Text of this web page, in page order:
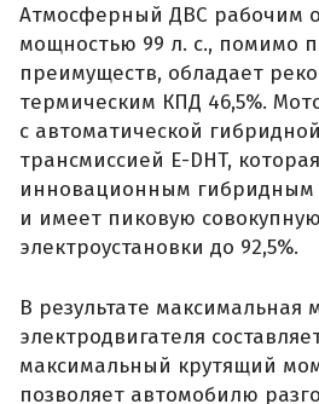
Атмосферный ДВС рабочим
мощностью 99 л. с., помимо
преимуществ, обладает
термическим КПД 46,5%.
с автоматической
трансмиссией E-DHT,
инновационным гибридным
и имеет пиковую
электроустановки до 92,5%.
В результате максимальная
электродвигателя
максимальный крутящий
позволяет автомобилю